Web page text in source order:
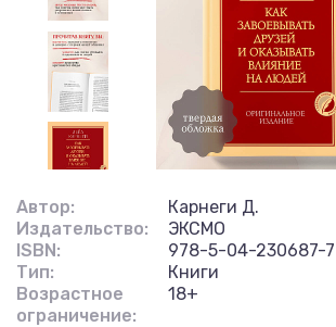
Автор:
Карнеги Д.
Издательство:
ЭКСМО
ISBN:
978-5-04-230687-7
Тип:
Книги
Возрастное
ограничение:
18+